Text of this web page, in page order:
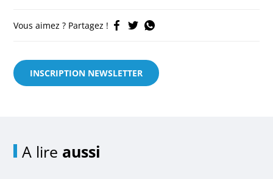
Vous aimez ? Partagez !
INSCRIPTION NEWSLETTER
A lire aussi